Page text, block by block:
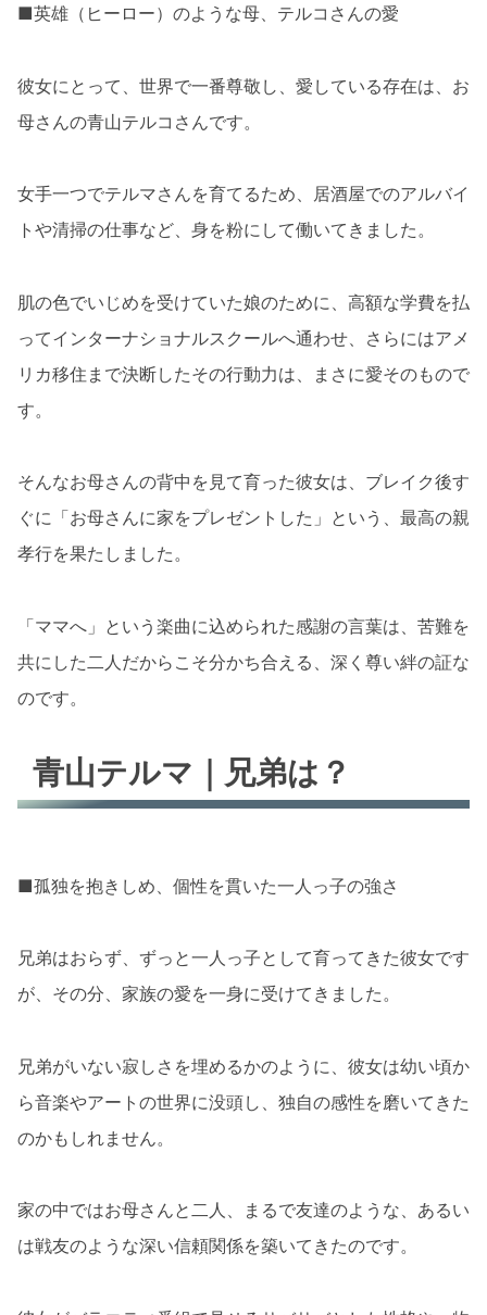
■英雄（ヒーロー）のような母、テルコさんの愛
彼女にとって、世界で一番尊敬し、愛している存在は、お
母さんの青山テルコさんです。
女手一つでテルマさんを育てるため、居酒屋でのアルバイ
トや清掃の仕事など、身を粉にして働いてきました。
肌の色でいじめを受けていた娘のために、高額な学費を払
ってインターナショナルスクールへ通わせ、さらにはアメ
リカ移住まで決断したその行動力は、まさに愛そのもので
す。
そんなお母さんの背中を見て育った彼女は、ブレイク後す
ぐに「お母さんに家をプレゼントした」という、最高の親
孝行を果たしました。
「ママへ」という楽曲に込められた感謝の言葉は、苦難を
共にした二人だからこそ分かち合える、深く尊い絆の証な
のです。
青山テルマ｜兄弟は？
■孤独を抱きしめ、個性を貫いた一人っ子の強さ
兄弟はおらず、ずっと一人っ子として育ってきた彼女です
が、その分、家族の愛を一身に受けてきました。
兄弟がいない寂しさを埋めるかのように、彼女は幼い頃か
ら音楽やアートの世界に没頭し、独自の感性を磨いてきた
のかもしれません。
家の中ではお母さんと二人、まるで友達のような、あるい
は戦友のような深い信頼関係を築いてきたのです。